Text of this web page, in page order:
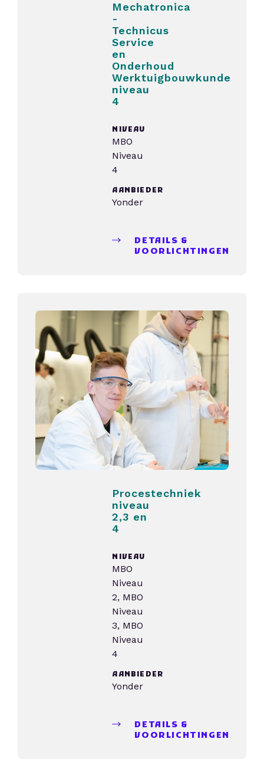
Mechatronica
-
Technicus
Service
en
Onderhoud
Werktuigbouwkunde
niveau
4
NIVEAU
MBO
Niveau
4
AANBIEDER
Yonder
DETAILS &
VOORLICHTINGEN
Procestechniek
niveau
2,3 en
4
NIVEAU
MBO
Niveau
2, MBO
Niveau
3, MBO
Niveau
4
AANBIEDER
Yonder
DETAILS &
VOORLICHTINGEN